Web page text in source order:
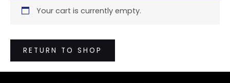
Your cart is currently empty.
RETURN TO SHOP